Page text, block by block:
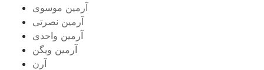
آرمین موسوی
آرمین نصرتی
آرمین واحدی
آرمین ویگن
آرن